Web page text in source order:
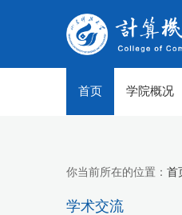
首页 学院概况
你当前所在的位置： 首
学术交流